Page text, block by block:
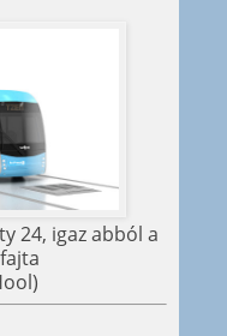
24, igaz abból a